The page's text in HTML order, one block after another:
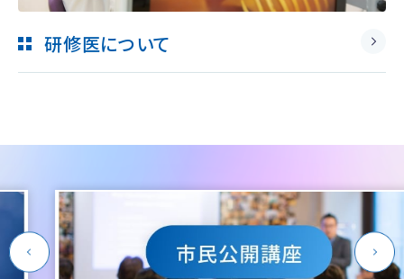
研修医について